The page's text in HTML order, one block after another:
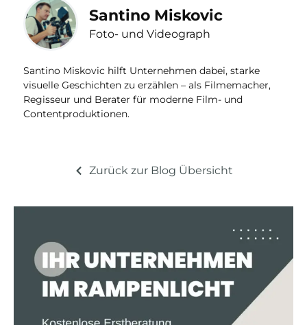
Santino Miskovic
Foto- und Videograph
Santino Miskovic hilft Unternehmen dabei, starke
visuelle Geschichten zu erzählen – als Filmemacher,
Regisseur und Berater für moderne Film- und
Contentproduktionen.
Zurück zur Blog Übersicht